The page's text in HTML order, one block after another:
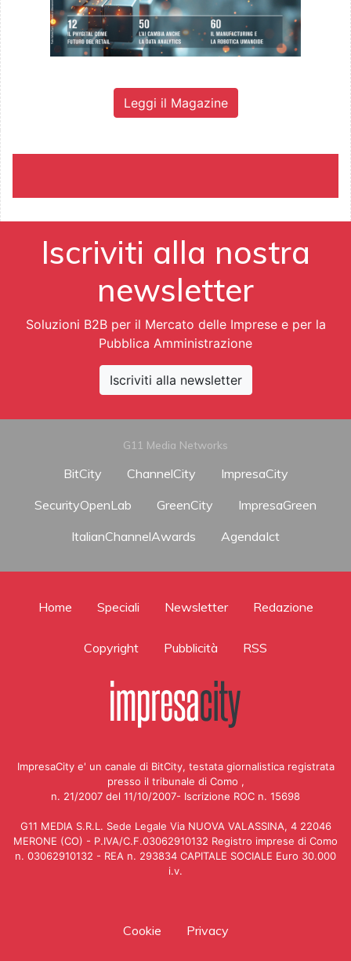
Leggi il Magazine
Iscriviti alla nostra
newsletter
Soluzioni B2B per il Mercato delle Imprese e per la
Pubblica Amministrazione
Iscriviti alla newsletter
G11 Media Networks
BitCity ChannelCity
ImpresaCity
SecurityOpenLab
GreenCity
ImpresaGreen
ItalianChannelAwards
AgendaIct
Home Speciali Newsletter Redazione
Copyright Pubblicità RSS
ImpresaCity e' un canale di BitCity, testata giornalistica registrata
presso il tribunale di Como ,
n. 21/2007 del 11/10/2007- Iscrizione ROC n. 15698
G11 MEDIA S.R.L. Sede Legale Via NUOVA VALASSINA, 4 22046
MERONE (CO) - P.IVA/C.F.03062910132 Registro imprese di Como
n. 03062910132 - REA n. 293834 CAPITALE SOCIALE Euro 30.000
i.v.
Cookie Privacy